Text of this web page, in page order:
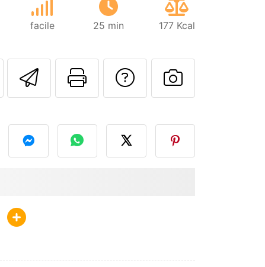
facile 25 min 177 Kcal
Envoyer cette recette à
Imprimer cette page
Poser une
Publier